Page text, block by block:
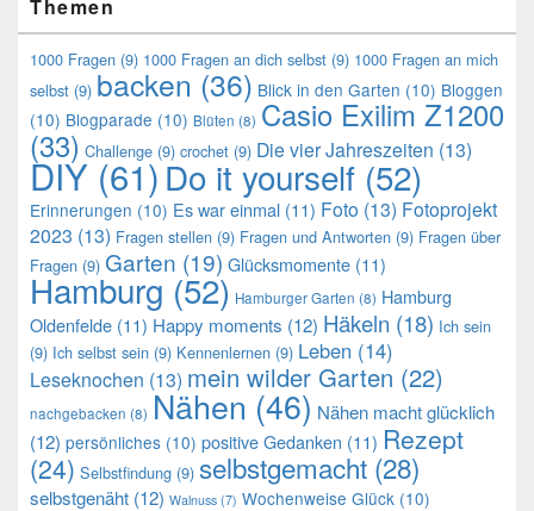
Themen
1000 Fragen (9) 1000 Fragen an dich selbst (9) 1000 Fragen an mich
selbst (9) backen (36) Blick in den Garten (10) Bloggen
(10) Blogparade (10) Blüten (8) Casio Exilim Z1200
(33) Challenge (9) crochet (9) Die vier Jahreszeiten (13)
DIY(61)Do it yourself (52)
Erinnerungen (10) Es war einmal (11) Foto (13) Fotoprojekt
2023 (13) Fragen stellen (9) Fragen und Antworten (9) Fragen über
Fragen (9) Garten (19) Glücksmomente (11)
Hamburg (52) Hamburger Garten (8) Hamburg
Oldenfelde (11) Happy moments (12) Häkeln (18) Ich sein
(9) Ich selbst sein (9) Kennenlernen (9) Leben (14)
Leseknochen (13) mein wilder Garten (22)
nachgebacken (8) Nähen (46) Nähen macht glücklich
(12) persönliches (10) positive Gedanken (11) Rezept
(24) Selbstfindung (9) selbstgemacht (28)
selbstgenäht (12) Walnuss (7) Wochenweise Glück (10)